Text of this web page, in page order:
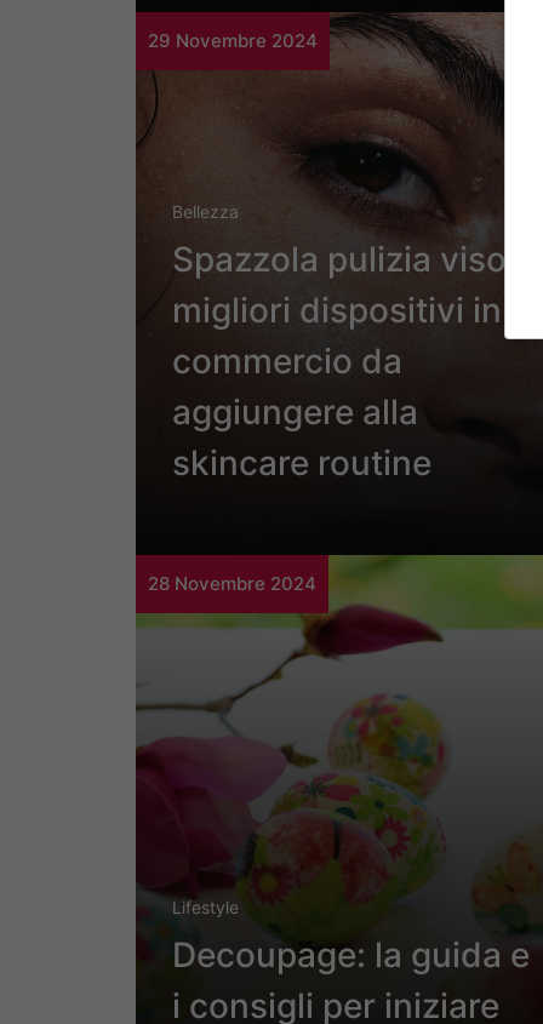
29 Novembre 2024
Bellezza
Spazzola pulizia viso: i
migliori dispositivi in
commercio da
aggiungere alla
skincare routine
28 Novembre 2024
Lifestyle
Decoupage: la guida e
i consigli per iniziare